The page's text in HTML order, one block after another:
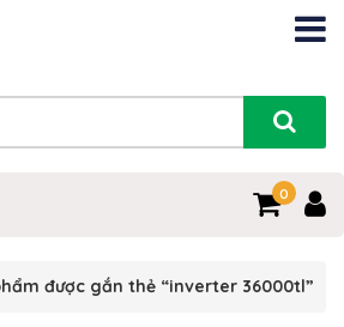
0
được gắn thẻ “inverter 36000tl”